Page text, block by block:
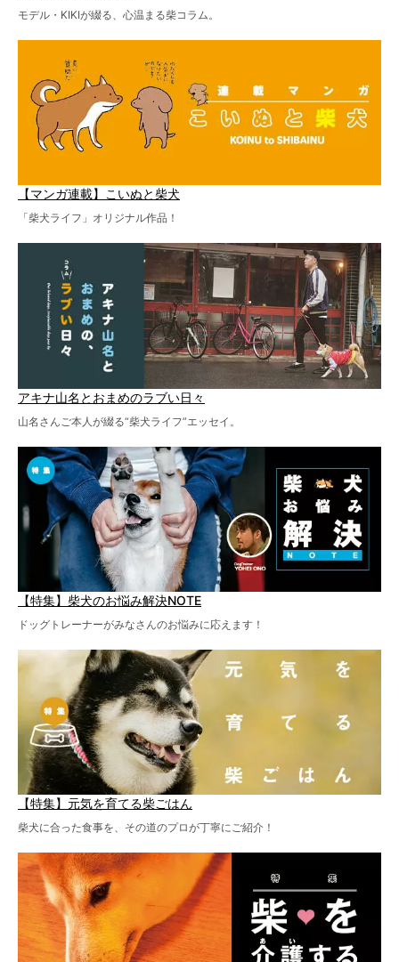
モデル・KIKIが綴る、心温まる柴コラム。
【マンガ連載】こいぬと柴犬
「柴犬ライフ」オリジナル作品！
アキナ山名とおまめのラブい日々
山名さんご本人が綴る“柴犬ライフ”エッセイ。
【特集】柴犬のお悩み解決NOTE
ドッグトレーナーがみなさんのお悩みに応えます！
【特集】元気を育てる柴ごはん
柴犬に合った食事を、その道のプロが丁寧にご紹介！